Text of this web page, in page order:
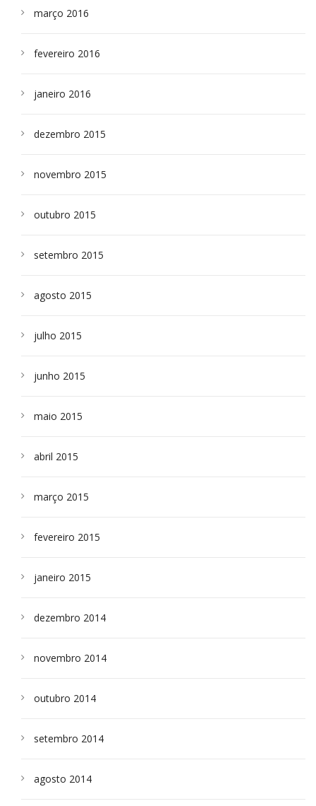
março 2016
fevereiro 2016
janeiro 2016
dezembro 2015
novembro 2015
outubro 2015
setembro 2015
agosto 2015
julho 2015
junho 2015
maio 2015
abril 2015
março 2015
fevereiro 2015
janeiro 2015
dezembro 2014
novembro 2014
outubro 2014
setembro 2014
agosto 2014